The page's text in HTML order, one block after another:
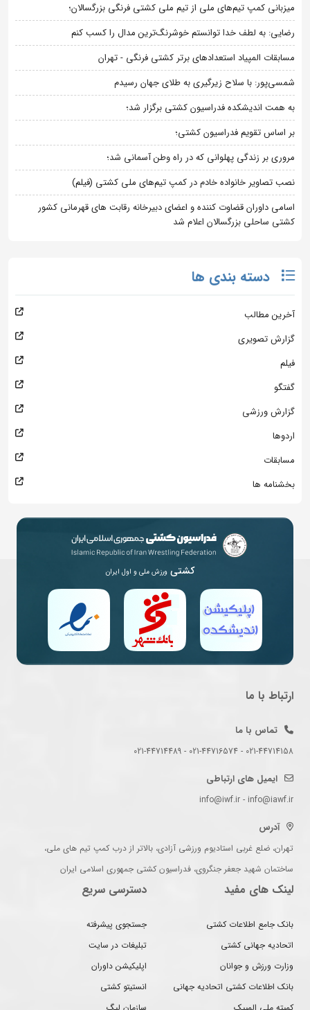
میزبانی کمپ تیم‌های ملی از تیم ملی کشتی فرنگی بزرگسالان؛
رضایی: به لطف خدا توانستم خوشرنگ‌ترین مدال را کسب کنم
مسابقات المپیاد استعدادهای برتر کشتی فرنگی - تهران
شمسی‌پور: با سلاح زیرگیری به طلای جهان رسیدم
به همت اندیشکده فدراسیون کشتی برگزار شد؛
بر اساس تقویم فدراسیون کشتی؛
مروری بر زندگی پهلوانی که در راه وطن آسمانی شد؛
نصب تصاویر خانواده خادم در کمپ تیم‌های ملی کشتی (فیلم)
اسامی داوران قضاوت کننده و اعضای دبیرخانه رقابت های قهرمانی کشور
کشتی ساحلی بزرگسالان اعلام شد
دسته بندی ها
آخرین مطالب
گزارش تصویری
فیلم
گفتگو
گزارش ورزشی
اردوها
مسابقات
بخشنامه ها
کشتی ورزش ملی و اول ایران
ارتباط با ما
تماس با ما
021-44714158 - 021-44716574 - 021-44714489
ایمیل های ارتباطی
info@iwf.ir - info@iawf.ir
آدرس
تهران، ضلع غربی استادیوم ورزشی آزادی، بالاتر از درب کمپ تیم های ملی،
ساختمان شهید جعفر جنگروی، فدراسیون کشتی جمهوری اسلامی ایران
لینک های مفید
بانک جامع اطلاعات کشتی
اتحادیه جهانی کشتی
وزارت ورزش و جوانان
بانک اطلاعات کشتی اتحادیه جهانی
دسترسی سریع
جستجوی پیشرفته
تبلیغات در سایت
اپلیکیشن داوران
انستیتو کشتی